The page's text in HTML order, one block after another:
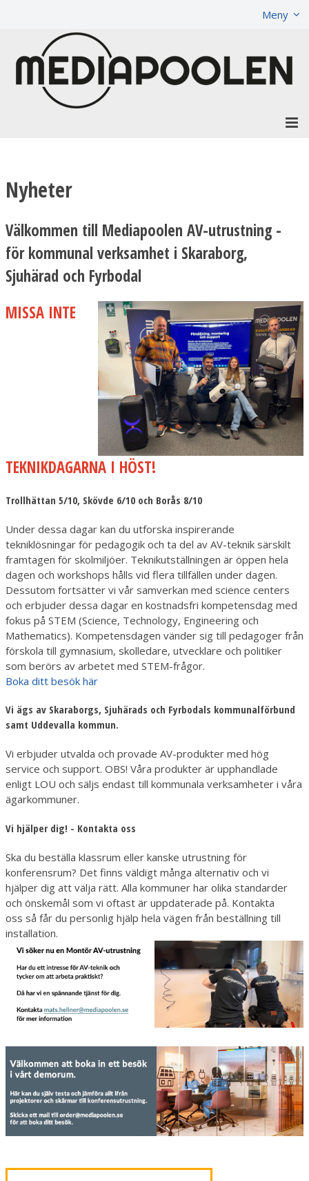
Meny
Nyheter
Välkommen till Mediapoolen AV-utrustning -
för kommunal verksamhet i Skaraborg,
Sjuhärad och Fyrbodal
MISSA INTE
TEKNIKDAGARNA I HÖST!
Trollhättan 5/10, Skövde 6/10 och Borås 8/10
Under dessa dagar kan du utforska inspirerande
tekniklösningar för pedagogik och ta del av AV-teknik särskilt
framtagen för skolmiljöer. Teknikutställningen är öppen hela
dagen och workshops hålls vid flera tillfällen under dagen.
Dessutom fortsätter vi vår samverkan med science centers
och erbjuder dessa dagar en kostnadsfri kompetensdag med
fokus på STEM (Science, Technology, Engineering och
Mathematics). Kompetensdagen vänder sig till pedagoger från
förskola till gymnasium, skolledare, utvecklare och politiker
som berörs av arbetet med STEM-frågor.
Boka ditt besök här
Vi ägs av Skaraborgs, Sjuhärads och Fyrbodals kommunalförbund
samt Uddevalla kommun.
Vi erbjuder utvalda och provade AV-produkter med hög
service och support. OBS! Våra produkter är upphandlade
enligt LOU och säljs endast till kommunala verksamheter i våra
ägarkommuner.
Vi hjälper dig! - Kontakta oss
Ska du beställa klassrum eller kanske utrustning för
konferensrum? Det finns väldigt många alternativ och vi
hjälper dig att välja rätt. Alla kommuner har olika standarder
och önskemål som vi oftast är uppdaterade på. Kontakta
oss så får du personlig hjälp hela vägen från beställning till
installation.